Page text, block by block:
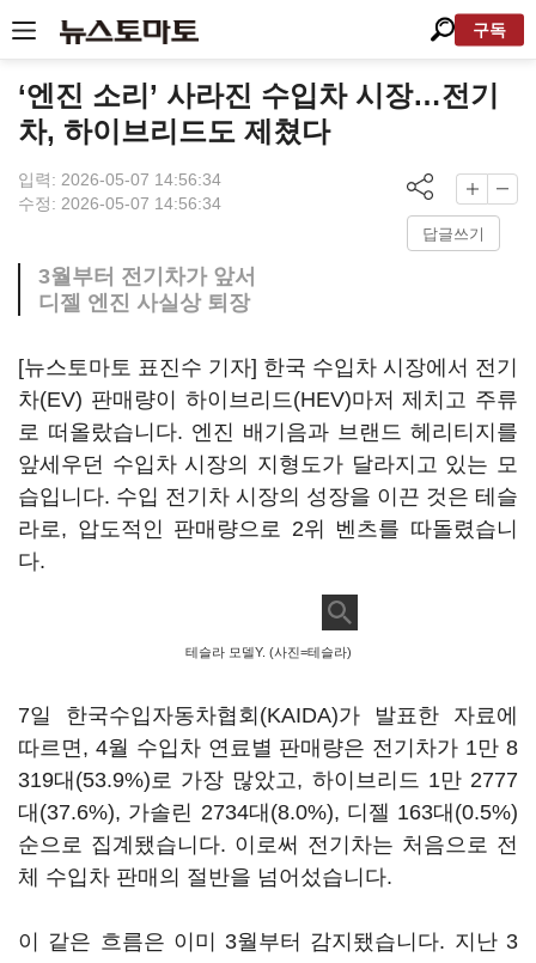
구독
‘엔진 소리’ 사라진 수입차 시장…전기
차, 하이브리드도 제쳤다
입력: 2026-05-07 14:56:34
수정: 2026-05-07 14:56:34
답글쓰기
3월부터 전기차가 앞서
디젤 엔진 사실상 퇴장
[뉴스토마토 표진수 기자] 한국 수입차 시장에서 전기
차(EV) 판매량이 하이브리드(HEV)마저 제치고 주류
로 떠올랐습니다. 엔진 배기음과 브랜드 헤리티지를
앞세우던 수입차 시장의 지형도가 달라지고 있는 모
습입니다. 수입 전기차 시장의 성장을 이끈 것은 테슬
라로, 압도적인 판매량으로 2위 벤츠를 따돌렸습니
다.
테슬라 모델Y. (사진=테슬라)
7일 한국수입자동차협회(KAIDA)가 발표한 자료에
따르면, 4월 수입차 연료별 판매량은 전기차가 1만 8
319대(53.9%)로 가장 많았고, 하이브리드 1만 2777
대(37.6%), 가솔린 2734대(8.0%), 디젤 163대(0.5%)
순으로 집계됐습니다. 이로써 전기차는 처음으로 전
체 수입차 판매의 절반을 넘어섰습니다.
이 같은 흐름은 이미 3월부터 감지됐습니다. 지난 3